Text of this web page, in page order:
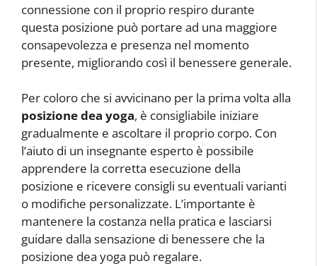
connessione con il proprio respiro durante
questa posizione può portare ad una maggiore
consapevolezza e presenza nel momento
presente, migliorando così il benessere generale.
Per coloro che si avvicinano per la prima volta alla
posizione dea yoga, è consigliabile iniziare
gradualmente e ascoltare il proprio corpo. Con
l’aiuto di un insegnante esperto è possibile
apprendere la corretta esecuzione della
posizione e ricevere consigli su eventuali varianti
o modifiche personalizzate. L’importante è
mantenere la costanza nella pratica e lasciarsi
guidare dalla sensazione di benessere che la
posizione dea yoga può regalare.